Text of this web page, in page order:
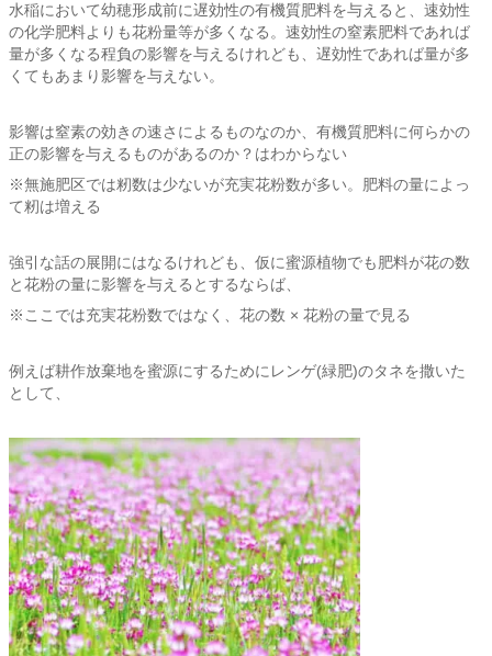
水稲において幼穂形成前に遅効性の有機質肥料を与えると、速効性
の化学肥料よりも花粉量等が多くなる。速効性の窒素肥料であれば
量が多くなる程負の影響を与えるけれども、遅効性であれば量が多
くてもあまり影響を与えない。
影響は窒素の効きの速さによるものなのか、有機質肥料に何らかの
正の影響を与えるものがあるのか？はわからない
※無施肥区では籾数は少ないが充実花粉数が多い。肥料の量によっ
て籾は増える
強引な話の展開にはなるけれども、仮に蜜源植物でも肥料が花の数
と花粉の量に影響を与えるとするならば、
※ここでは充実花粉数ではなく、花の数 × 花粉の量で見る
例えば耕作放棄地を蜜源にするためにレンゲ(緑肥)のタネを撒いた
として、